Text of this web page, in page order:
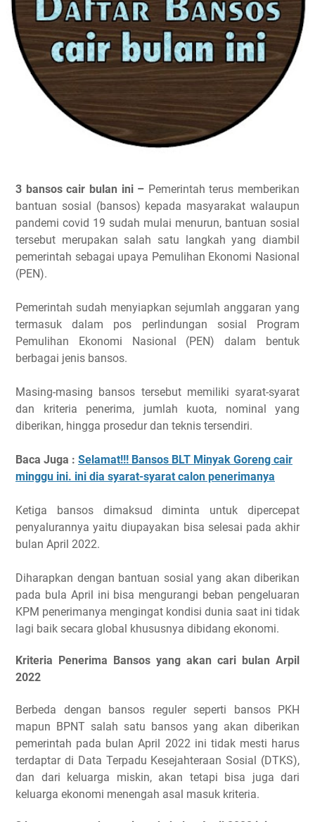
3 bansos cair bulan ini – Pemerintah terus memberikan
bantuan sosial (bansos) kepada masyarakat walaupun
pandemi covid 19 sudah mulai menurun, bantuan sosial
tersebut merupakan salah satu langkah yang diambil
pemerintah sebagai upaya Pemulihan Ekonomi Nasional
(PEN).
Pemerintah sudah menyiapkan sejumlah anggaran yang
termasuk dalam pos perlindungan sosial Program
Pemulihan Ekonomi Nasional (PEN) dalam bentuk
berbagai jenis bansos.
Masing-masing bansos tersebut memiliki syarat-syarat
dan kriteria penerima, jumlah kuota, nominal yang
diberikan, hingga prosedur dan teknis tersendiri.
Baca Juga : Selamat!!! Bansos BLT Minyak Goreng cair
minggu ini. ini dia syarat-syarat calon penerimanya
Ketiga bansos dimaksud diminta untuk dipercepat
penyalurannya yaitu diupayakan bisa selesai pada akhir
bulan April 2022.
Diharapkan dengan bantuan sosial yang akan diberikan
pada bula April ini bisa mengurangi beban pengeluaran
KPM penerimanya mengingat kondisi dunia saat ini tidak
lagi baik secara global khususnya dibidang ekonomi.
Kriteria Penerima Bansos yang akan cari bulan Arpil
2022
Berbeda dengan bansos reguler seperti bansos PKH
mapun BPNT salah satu bansos yang akan diberikan
pemerintah pada bulan April 2022 ini tidak mesti harus
terdaptar di Data Terpadu Kesejahteraan Sosial (DTKS),
dan dari keluarga miskin, akan tetapi bisa juga dari
keluarga ekonomi menengah asal masuk kriteria.